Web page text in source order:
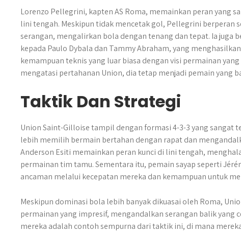
Lorenzo Pellegrini, kapten AS Roma, memainkan peran yang
lini tengah. Meskipun tidak mencetak gol, Pellegrini berperan
serangan, mengalirkan bola dengan tenang dan tepat. Ia juga
kepada Paulo Dybala dan Tammy Abraham, yang
kemampuan teknis yang luar biasa dengan visi permainan
mengatasi pertahanan Union, dia tetap menjadi pemain yang
Taktik Dan Strategi
Union Saint-Gilloise tampil dengan formasi 4-3-3 yang sangat
lebih memilih bermain bertahan dengan rapat dan
Anderson Esiti memainkan peran kunci di lini tengah,
permainan tim tamu. Sementara itu, pemain sayap seperti
ancaman melalui kecepatan mereka dan kemampuan untuk
Meskipun dominasi bola lebih banyak dikuasai oleh Roma,
permainan yang impresif, mengandalkan serangan balik yang
mereka adalah contoh sempurna dari taktik ini, di mana